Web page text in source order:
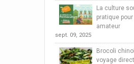
La culture
pratique
amateur
sept. 09, 2025
Brocoli
voyage